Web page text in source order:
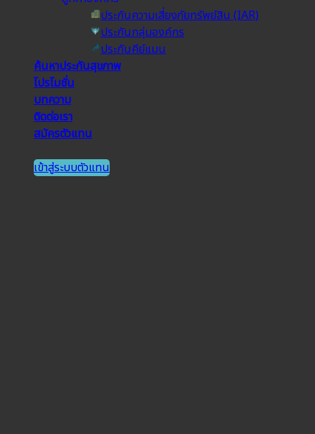
ประกันความเสี่ยงภัยทรัพย์สิน (IAR)
ประกันกลุ่มองค์กร
ประกันคีย์แมน
ค้นหาประกันสุขภาพ
โปรโมชั่น
บทความ
ติดต่อเรา
สมัครตัวแทน
เข้าสู่ระบบตัวแทน